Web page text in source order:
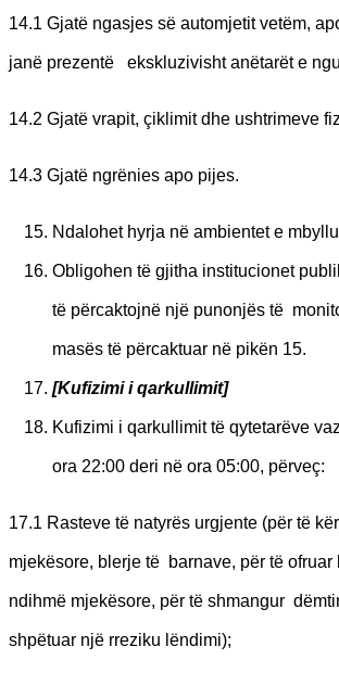
14.1 Gjatë ngasjes së automjetit vetëm,
janë prezentë ekskluzivisht anëtarët e
14.2 Gjatë vrapit, çiklimit dhe ushtrimeve
14.3 Gjatë ngrënies apo pijes.
Ndalohet hyrja në ambientet e
Obligohen të gjitha institucionet
të përcaktojnë një punonjës të
masës të përcaktuar në pikën 15.
[Kufizimi i qarkullimit]
Kufizimi i qarkullimit të qytetarëve
ora 22:00 deri në ora 05:00, përveç:
17.1 Rasteve të natyrës urgjente (për të
mjekësore, blerje të barnave, për të ofruar
ndihmë mjekësore, për të shmangur
shpëtuar një rreziku lëndimi);